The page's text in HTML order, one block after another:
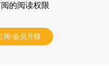
的阅读权限
阅/会员升级